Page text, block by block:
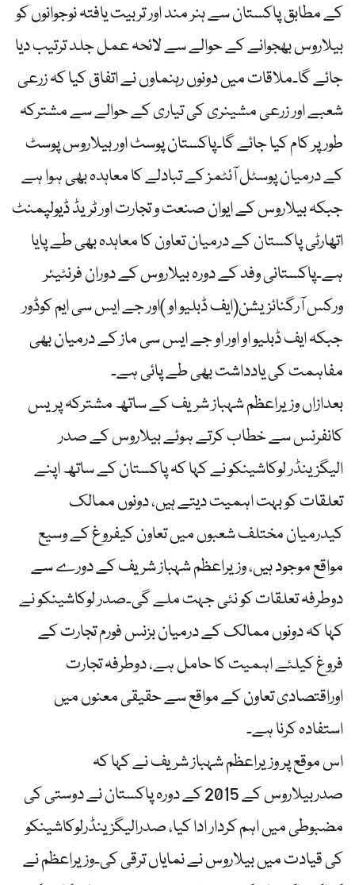
کے مطابق پاکستان سے ہنر مند اور تربیت یافتہ نوجوانوں کو
بیلاروس بھجوانے کے حوالے سے لائحہ عمل جلد ترتیب دیا
جائے گا۔ملاقات میں دونوں رہنماوں نے اتفاق کیا کہ زرعی
شعبے اور زرعی مشینری کی تیاری کے حوالے سے مشترکہ
طور پر کام کیا جائے گا۔پاکستان پوسٹ اور بیلاروس پوسٹ
کے درمیان پوسٹل آئٹمز کے تبادلے کا معاہدہ بھی ہوا ہے
جبکہ بیلاروس کے ایوان صنعت و تجارت اور ٹریڈ ڈیولپمنٹ
اتھارٹی پاکستان کے درمیان تعاون کا معاہدہ بھی طے پایا
ہے۔پاکستانی وفد کے دورہ بیلاروس کے دوران فرنٹیئر
ورکس آرگنائزیشن(ایف ڈبلیو او )اور جے ایس سی ایم کوڈور
جبکہ ایف ڈبلیو او اور او جے ایس سی ماز کے درمیان بھی
مفاہمت کی یادداشت بھی طے پائی ہے۔
بعدازاں وزیراعظم شہباز شریف کے ساتھ مشترکہ پریس
کانفرنس سے خطاب کرتے ہوئے بیلاروس کے صدر
الیگزینڈر لوکاشینکو نے کہا کہ پاکستان کے ساتھ اپنے
تعلقات کو بہت اہمیت دیتے ہیں، دونوں ممالک
کیدرمیان مختلف شعبوں میں تعاون کیفروغ کے وسیع
مواقع موجود ہیں، وزیراعظم شہباز شریف کے دورے سے
دوطرفہ تعلقات کو نئی جہت ملے گی۔صدر لوکاشینکو نے
کہا کہ دونوں ممالک کے درمیان بزنس فورم تجارت کے
فروغ کیلئے اہمیت کا حامل ہے، دوطرفہ تجارت
اوراقتصادی تعاون کے مواقع سے حقیقی معنوں میں
استفادہ کرنا ہے۔
اس موقع پر وزیراعظم شہباز شریف نے کہا کہ
صدربیلاروس کے 2015 کے دورہ پاکستان نے دوستی کی
مضبوطی میں اہم کردار ادا کیا، صدرالیگزینڈرلوکاشینکو
کی قیادت میں بیلاروس نے نمایاں ترقی کی۔وزیراعظم نے